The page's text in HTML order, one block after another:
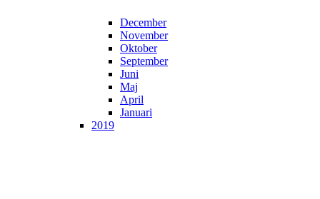
December
November
Oktober
September
Juni
Maj
April
Januari
2019